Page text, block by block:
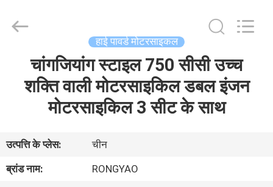
हमारे
बारे
Vehicle
Co.,Ltd.
हाई पावर्ड मोटरसाइकल
चांगजियांग स्टाइल 750 सीसी उच्च
शक्ति वाली मोटरसाइकिल डबल इंजन
मोटरसाइकिल 3 सीट के साथ
उत्पत्ति के प्लेस:
चीन
ब्रांड नाम:
RONGYAO